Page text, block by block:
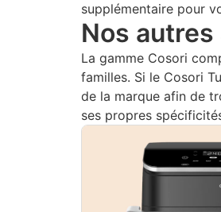
supplémentaire pour
Nos
La gamme Cosori
familles. Si le Cosori
de la marque afin de
ses propres